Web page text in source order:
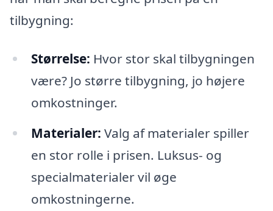
tilbygning:
Størrelse: Hvor stor skal tilbygningen
være? Jo større tilbygning, jo højere
omkostninger.
Materialer: Valg af materialer spiller
en stor rolle i prisen. Luksus- og
specialmaterialer vil øge
omkostningerne.